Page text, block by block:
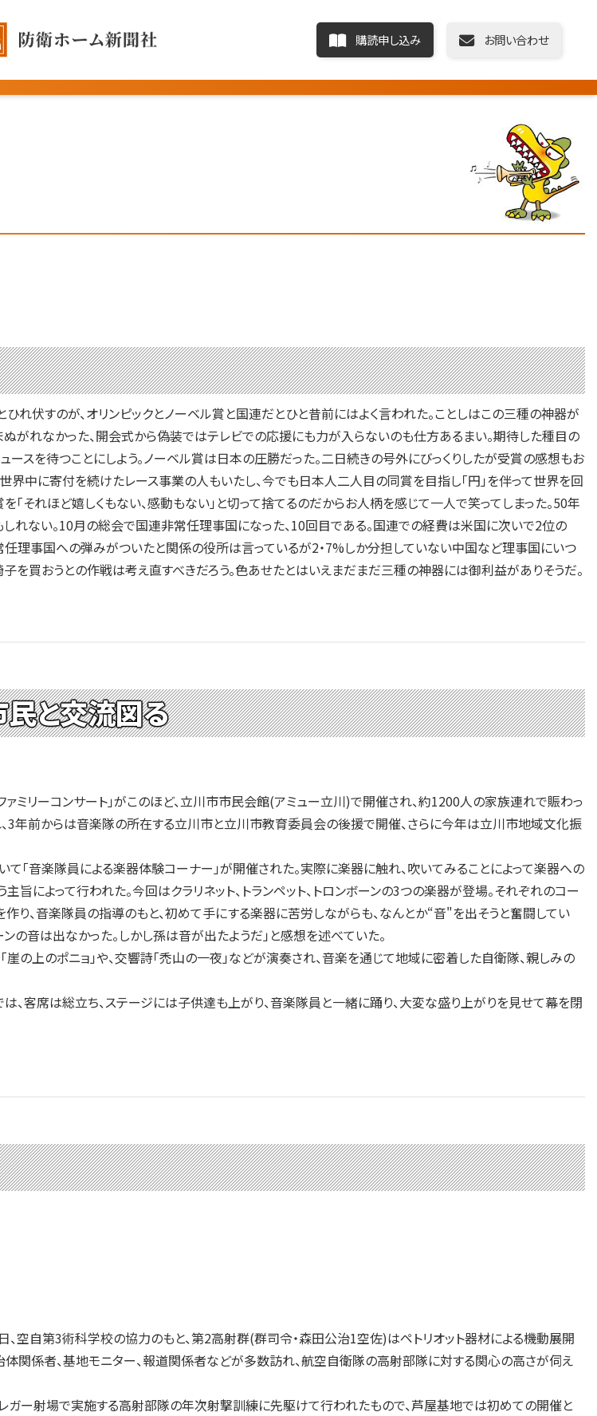
購読申し込み お問い合わせ
れ伏すのが、オリンピックとノーベル賞と国連だとひと昔前にはよく言われた。ことしはこの三種の神器が
ぬがれなかった、開会式から偽装ではテレビでの応援にも力が入らないのも仕方あるまい。期待した種目の
スを待つことにしよう。ノーベル賞は日本の圧勝だった。二日続きの号外にびっくりしたが受賞の感想もお
界中に寄付を続けたレース事業の人もいたし、今でも日本人二人目の同賞を目指し「円」を伴って世界を回
「それほど嬉しくもない、感動もない」と切って捨てるのだからお人柄を感じて一人で笑ってしまった。50年
れない。10月の総会で国連非常任理事国になった、10回目である。国連での経費は米国に次いで2位の
任理事国への弾みがついたと関係の役所は言っているが2・7%しか分担していない中国など理事国にいつ
を買おうとの作戦は考え直すべきだろう。色あせたとはいえまだまだ三種の神器には御利益がありそうだ。
と交流図る
ミリーコンサート」がこのほど、立川市市民会館(アミュー立川)で開催され、約1200人の家族連れで賑わっ
、3年前からは音楽隊の所在する立川市と立川市教育委員会の後援で開催、さらに今年は立川市地域文化振
「音楽隊員による楽器体験コーナー」が開催された。実際に楽器に触れ、吹いてみることによって楽器への
旨によって行われた。今回はクラリネット、トランペット、トロンボーンの3つの楽器が登場。それぞれのコー
り、音楽隊員の指導のもと、初めて手にする楽器に苦労しながらも、なんとか“音"を出そうと奮闘してい
の音は出なかった。しかし孫は音が出たようだ」と感想を述べていた。
の上のポニョ」や、交響詩「禿山の一夜」などが演奏され、音楽を通じて地域に密着した自衛隊、親しみの
、客席は総立ち、ステージには子供達も上がり、音楽隊員と一緒に踊り、大変な盛り上がりを見せて幕を閉
空自第3術科学校の協力のもと、第2高射群(群司令・森田公治1空佐)はペトリオット器材による機動展開
関係者、基地モニター、報道関係者などが多数訪れ、航空自衛隊の高射部隊に対する関心の高さが伺え
ガー射場で実施する高射部隊の年次射撃訓練に先駆けて行われたもので、芦屋基地では初めての開催と